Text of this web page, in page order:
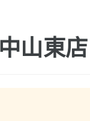
山東店